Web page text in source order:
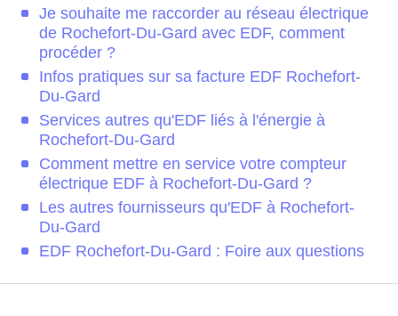
Je souhaite me raccorder au réseau électrique
de Rochefort-Du-Gard avec EDF, comment
procéder ?
Infos pratiques sur sa facture EDF Rochefort-
Du-Gard
Services autres qu'EDF liés à l'énergie à
Rochefort-Du-Gard
Comment mettre en service votre compteur
électrique EDF à Rochefort-Du-Gard ?
Les autres fournisseurs qu'EDF à Rochefort-
Du-Gard
EDF Rochefort-Du-Gard : Foire aux questions